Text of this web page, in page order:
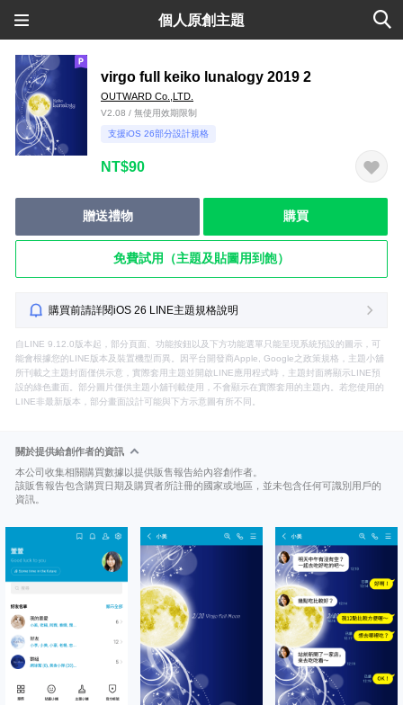
個人原創主題
virgo full keiko lunalogy 2019 2
OUTWARD Co.,LTD.
V2.08 / 無使用效期限制
支援iOS 26部分設計規格
NT$90
贈送禮物 購買
免費試用（主題及貼圖用到飽）
購買前請詳閱iOS 26 LINE主題規格說明
自LINE 9.12.0版本起，部分頁面、功能按鈕以及下方功能選單只能呈現系統預設的圖示，可
能會根據您的LINE版本及裝置機型而異。因平台開發商Apple, Google之政策規格，主題小舖
所刊載之主題封面僅供示意，實際套用主題並開啟LINE應用程式時，主題封面將顯示LINE預
設的綠色畫面。部分圖片僅供主題小舖刊載使用，不會顯示在實際套用的主題內。若您使用的
LINE非最新版本，部分畫面設計可能與下方示意圖有所不同。
關於提供給創作者的資訊
本公司收集相關購買數據以提供販售報告給內容創作者。
該販售報告包含購買日期及購買者所註冊的國家或地區，並未包含任何可識別用戶的
資訊。